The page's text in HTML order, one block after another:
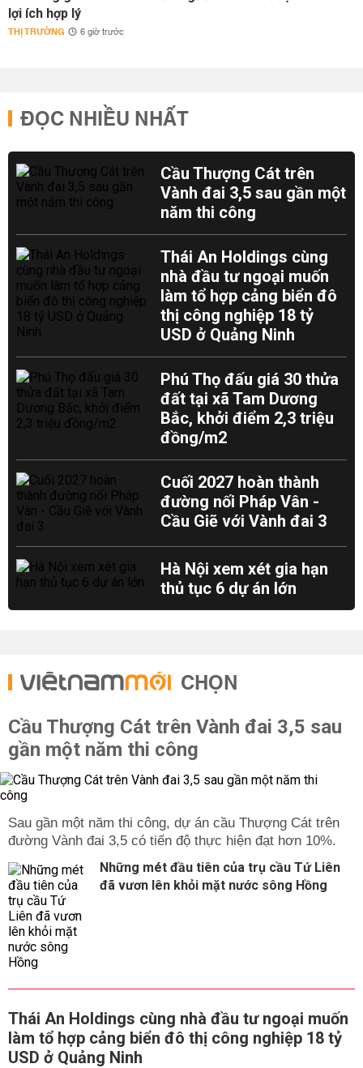
lợi ích hợp lý
THỊ TRƯỜNG 6 giờ trước
ĐỌC NHIỀU NHẤT
Cầu Thượng Cát trên
Vành đai 3,5 sau gần một
năm thi công
Thái An Holdings cùng
nhà đầu tư ngoại muốn
làm tổ hợp cảng biển đô
thị công nghiệp 18 tỷ
USD ở Quảng Ninh
Phú Thọ đấu giá 30 thửa
đất tại xã Tam Dương
Bắc, khởi điểm 2,3 triệu
đồng/m2
Cuối 2027 hoàn thành
đường nối Pháp Vân -
Cầu Giẽ với Vành đai 3
Hà Nội xem xét gia hạn
thủ tục 6 dự án lớn
CHỌN
Cầu Thượng Cát trên Vành đai 3,5 sau
gần một năm thi công
Sau gần một năm thi công, dự án cầu Thượng Cát trên
đường Vành đai 3,5 có tiến độ thực hiện đạt hơn 10%.
Những mét đầu tiên của trụ cầu Tứ Liên
đã vươn lên khỏi mặt nước sông Hồng
Thái An Holdings cùng nhà đầu tư ngoại muốn
làm tổ hợp cảng biển đô thị công nghiệp 18 tỷ
USD ở Quảng Ninh